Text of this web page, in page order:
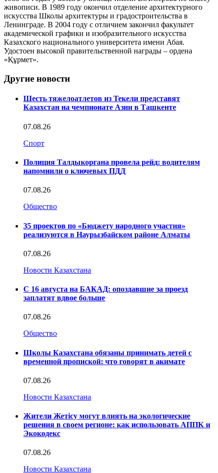
живописи. В 1989 году окончил отделение архитектурного
искусства Школы архитектуры и градостроительства в
Ленинграде. В 2004 году с отличием закончил факультет
академической графики и изобразительного искусства
Казахского национального университета имени Абая.
Удостоен высокой правительственной награды – ордена
«Құрмет».
Другие новости
Шесть тяжелоатлетов из Текели представят
Казахстан на чемпионате Азии в Ташкенте
07.08.26
Спорт
Полиция Талдыкоргана провела рейд: водителям
напомнили о ключевых ПДД
07.08.26
Общество
35 проектов по «Бюджету народного участия»
реализуются в Наурызбайском районе Алматы
07.08.26
Новости Казахстана
С 16 августа на БАКАД: опоздавшие за проезд
заплатят вдвое больше
07.08.26
Общество
Школы Казахстана обязаны принимать детей с
временной пропиской: что говорят в акимате
07.08.26
Новости Казахстана
Жители Жетісу могут влиять на экологические
решения в своем регионе: как использовать АППК и
Экокодекс
07.08.26
Новости Казахстана